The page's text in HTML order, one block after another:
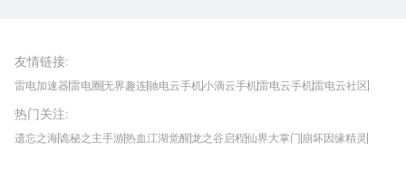
友情链接:
雷电加速器雷电圈无界趣连驰电云手机小滴云手机雷电云手机雷电云社区
我爱vr网华军软件园
热门关注:
遗忘之海诡秘之主手游热血江湖觉醒龙之谷启程仙界大掌门 崩坏因缘精灵